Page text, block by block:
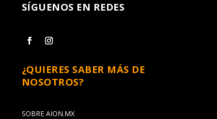
SÍGUENOS EN REDES
¿QUIERES SABER MÁS DE
NOSOTROS?
SOBRE AION.MX